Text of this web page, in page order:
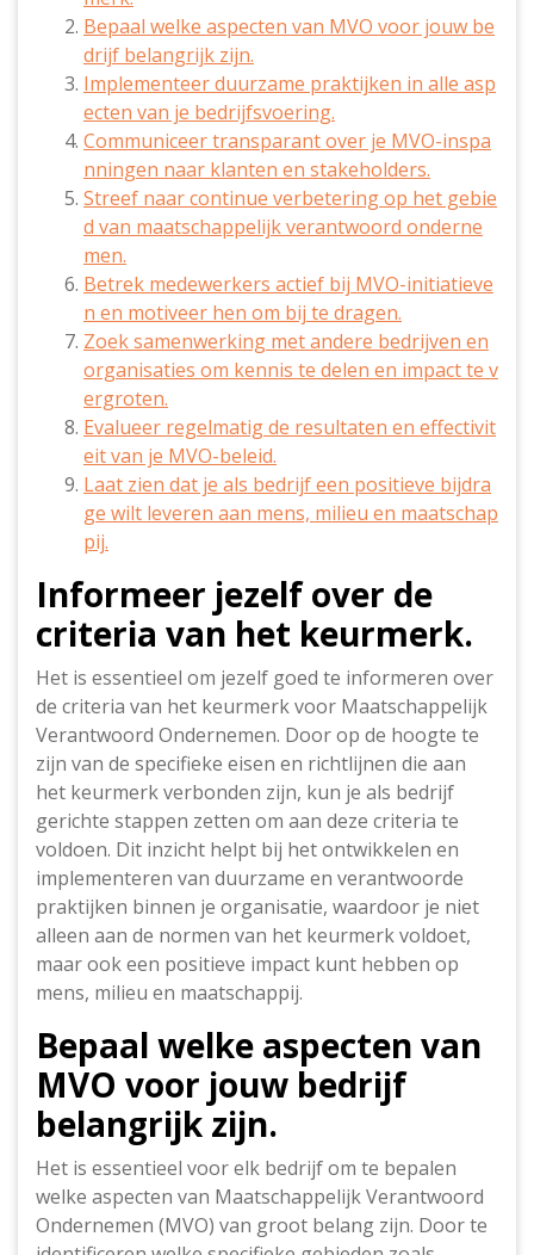
Bepaal welke aspecten van MVO voor jouw be
drijf belangrijk zijn.
Implementeer duurzame praktijken in alle asp
ecten van je bedrijfsvoering.
Communiceer transparant over je MVO-inspa
nningen naar klanten en stakeholders.
Streef naar continue verbetering op het gebie
d van maatschappelijk verantwoord onderne
men.
Betrek medewerkers actief bij MVO-initiatieve
n en motiveer hen om bij te dragen.
Zoek samenwerking met andere bedrijven en
organisaties om kennis te delen en impact te v
ergroten.
Evalueer regelmatig de resultaten en effectivit
eit van je MVO-beleid.
Laat zien dat je als bedrijf een positieve bijdra
ge wilt leveren aan mens, milieu en maatschap
pij.
Informeer jezelf over de
criteria van het keurmerk.
Het is essentieel om jezelf goed te informeren over
de criteria van het keurmerk voor Maatschappelijk
Verantwoord Ondernemen. Door op de hoogte te
zijn van de specifieke eisen en richtlijnen die aan
het keurmerk verbonden zijn, kun je als bedrijf
gerichte stappen zetten om aan deze criteria te
voldoen. Dit inzicht helpt bij het ontwikkelen en
implementeren van duurzame en verantwoorde
praktijken binnen je organisatie, waardoor je niet
alleen aan de normen van het keurmerk voldoet,
maar ook een positieve impact kunt hebben op
mens, milieu en maatschappij.
Bepaal welke aspecten van
MVO voor jouw bedrijf
belangrijk zijn.
Het is essentieel voor elk bedrijf om te bepalen
welke aspecten van Maatschappelijk Verantwoord
Ondernemen (MVO) van groot belang zijn. Door te